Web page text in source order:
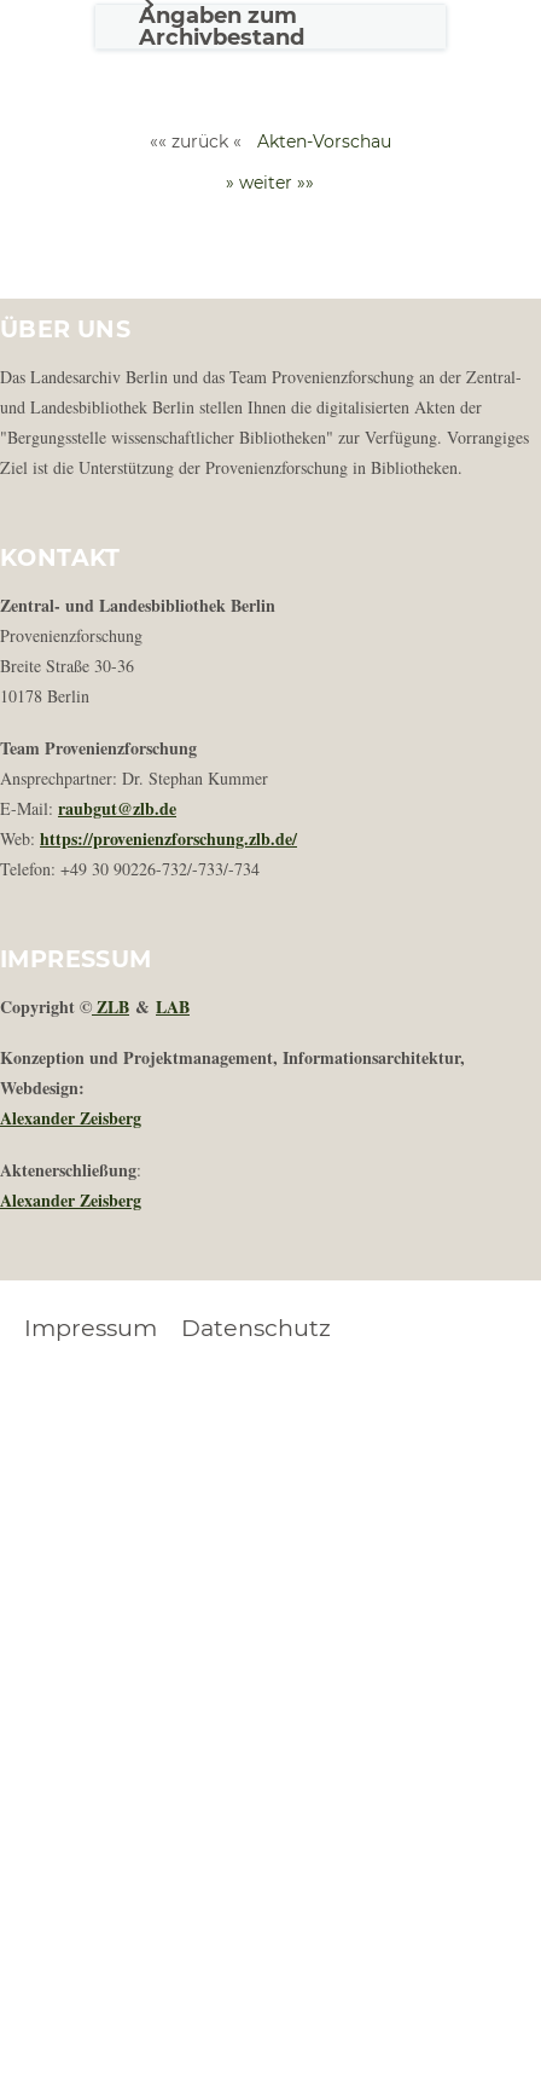
Angaben zum
Archivbestand
«« zurück «
Akten-Vorschau
» weiter »»
ÜBER UNS
Das Landesarchiv Berlin und das Team Provenienzforschung an der Zentral-
und Landesbibliothek Berlin stellen Ihnen die digitalisierten Akten der
"Bergungsstelle wissenschaftlicher Bibliotheken" zur Verfügung. Vorrangiges
Ziel ist die Unterstützung der Provenienzforschung in Bibliotheken.
KONTAKT
Zentral- und Landesbibliothek Berlin
Provenienzforschung
Breite Straße 30-36
10178 Berlin
Team Provenienzforschung
Ansprechpartner: Dr. Stephan Kummer
E-Mail: raubgut@zlb.de
Web: https://provenienzforschung.zlb.de/
Telefon: +49 30 90226-732/-733/-734
IMPRESSUM
Copyright ©ZLB & LAB
Konzeption und Projektmanagement, Informationsarchitektur,
Webdesign:
Alexander Zeisberg
Aktenerschließung:
Alexander Zeisberg
FOOTER
Impressum Datenschutz